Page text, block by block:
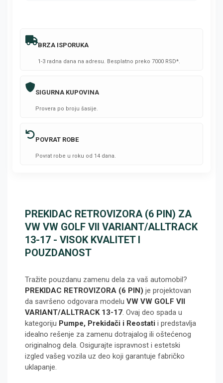
BRZA ISPORUKA
1-3 radna dana na adresu. Besplatno preko 7000 RSD*.
SIGURNA KUPOVINA
Provera po broju šasije.
POVRAT ROBE
Povrat robe u roku od 14 dana.
PREKIDAC RETROVIZORA (6 PIN) ZA
VW VW GOLF VII VARIANT/ALLTRACK
13-17 - VISOK KVALITET I
POUZDANOST
Tražite pouzdanu zamenu dela za vaš automobil?
PREKIDAC RETROVIZORA (6 PIN) je projektovan
da savršeno odgovara modelu VW VW GOLF VII
VARIANT/ALLTRACK 13-17. Ovaj deo spada u
kategoriju Pumpe, Prekidači i Reostati i predstavlja
idealno rešenje za zamenu dotrajalog ili oštećenog
originalnog dela. Osigurajte ispravnost i estetski
izgled vašeg vozila uz deo koji garantuje fabričko
uklapanje.